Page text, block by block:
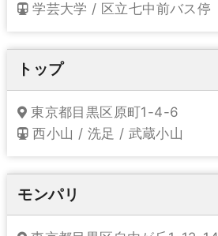
学芸大学 / 区立七中前バス停
トップ
東京都目黒区原町1-4-6
西小山 / 洗足 / 武蔵小山
モンパリ